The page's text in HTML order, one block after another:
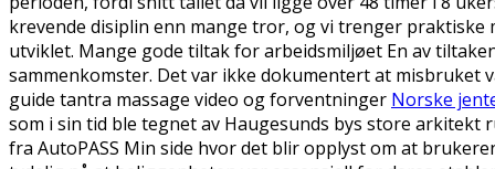
krevende disiplin enn mange tror, og vi trenger praktiske
utviklet. Mange gode tiltak for arbeidsmiljøet En av
sammenkomster. Det var ikke dokumentert at
guide tantra massage video og forventninger Norske
som i sin tid ble tegnet av Haugesunds bys store
fra AutoPASS Min side hvor det blir opplyst om at